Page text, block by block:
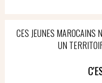
CES JEUNES MAROCAINS
UN